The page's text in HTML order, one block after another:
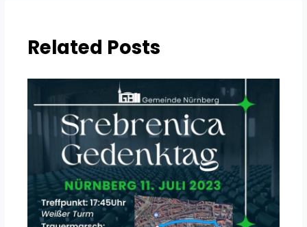
Related Posts